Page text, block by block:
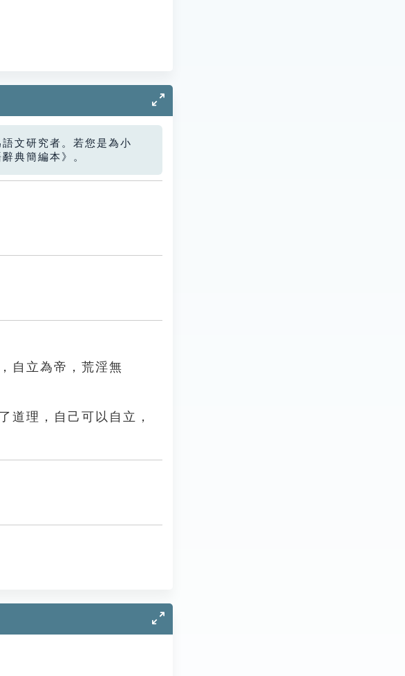
文研究者。若您是為小
典簡編本》。
自立為帝，荒淫無
道理，自己可以自立，